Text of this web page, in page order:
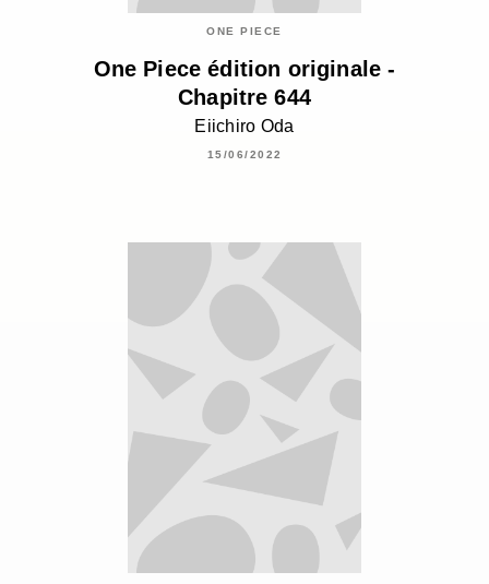
ONE PIECE
One Piece édition originale -
Chapitre 644
Eiichiro Oda
15/06/2022